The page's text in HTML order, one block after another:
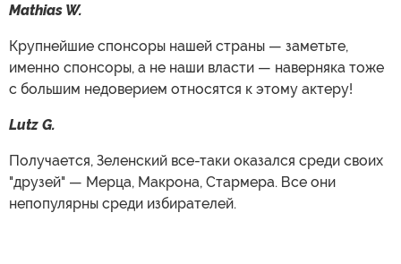
Mathias W.
Крупнейшие спонсоры нашей страны — заметьте,
именно спонсоры, а не наши власти — наверняка тоже
с большим недоверием относятся к этому актеру!
Lutz G.
Получается, Зеленский все-таки оказался среди своих
"друзей" — Мерца, Макрона, Стармера. Все они
непопулярны среди избирателей.